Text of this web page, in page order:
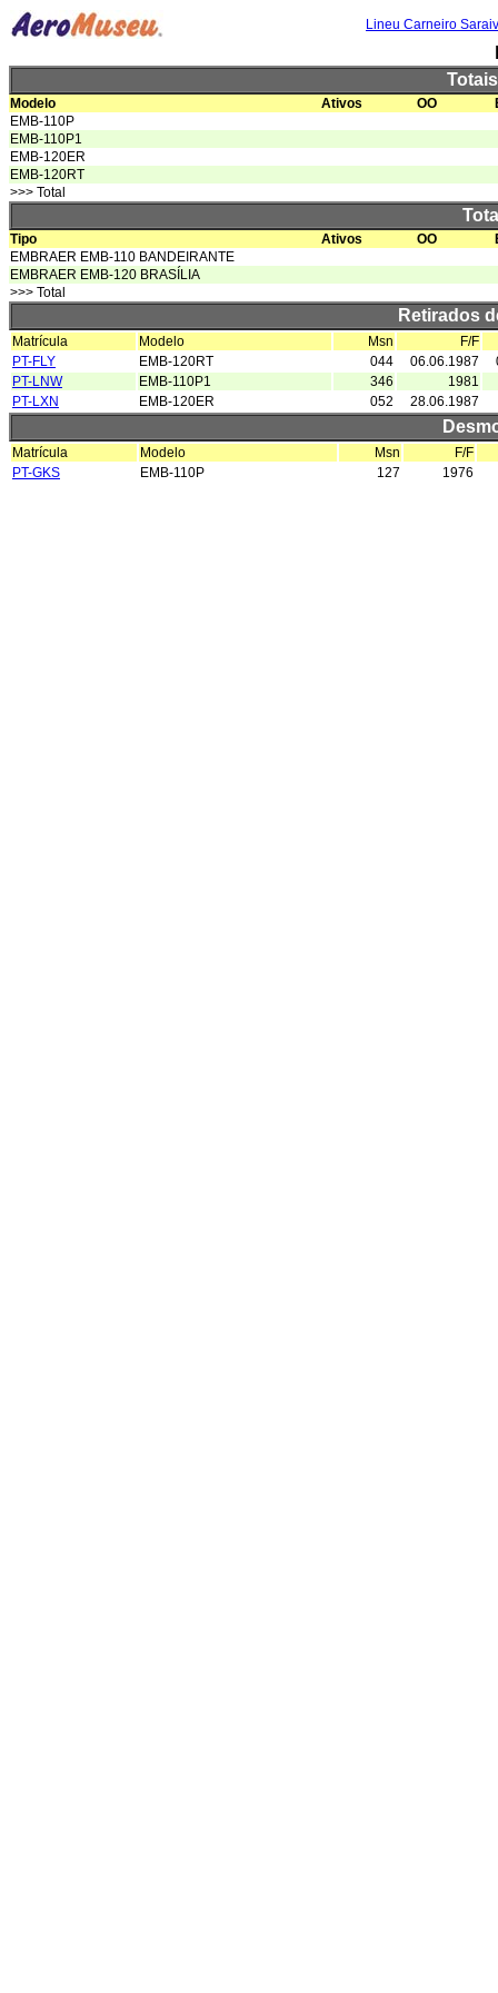
Lineu Carneiro
Modelo Ativos OO
EMB-110P
EMB-110P1
EMB-120ER
EMB-120RT
>>> Total
Tipo Ativos OO
EMBRAER EMB-110 BANDEIRANTE
EMBRAER EMB-120 BRASÍLIA
>>> Total
Retirados
Matrícula Modelo Msn
F/F
PT-FLY
EMB-120RT 044 06.06.1987
PT-LNW
EMB-110P1 346
1981
PT-LXN
EMB-120ER 052 28.06.1987
Matrícula Modelo Msn
F/F
PT-GKS
EMB-110P 127 1976